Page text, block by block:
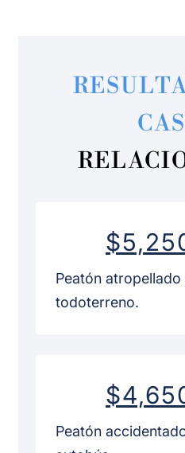
Peatón
todoterreno.
Peatón